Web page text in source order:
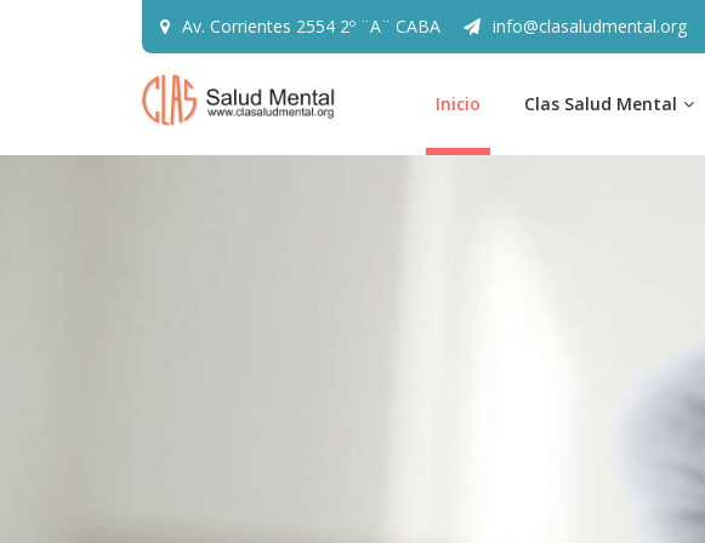
Av. Corrientes 2554 2º ¨A¨ CABA info@clasaludmental.org
Inicio Clas Salud Mental
preservar la Salud